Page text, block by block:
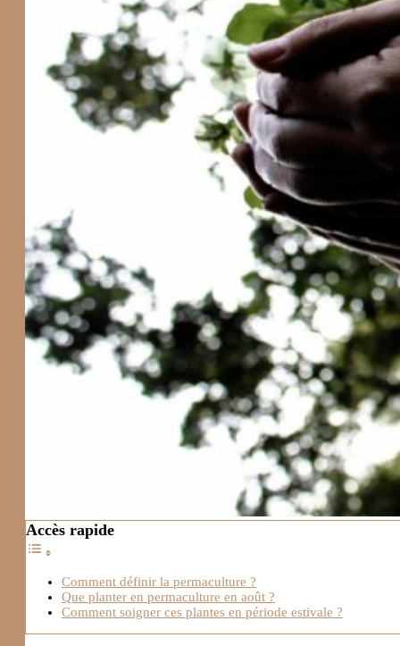
Accès rapide
Comment définir la permaculture ?
Que planter en permaculture en août ?
Comment soigner ces plantes en période estivale ?